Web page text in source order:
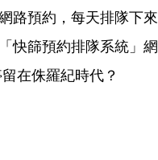
路預約，每天排隊下來
快篩預約排隊系統」網
在侏羅紀時代？